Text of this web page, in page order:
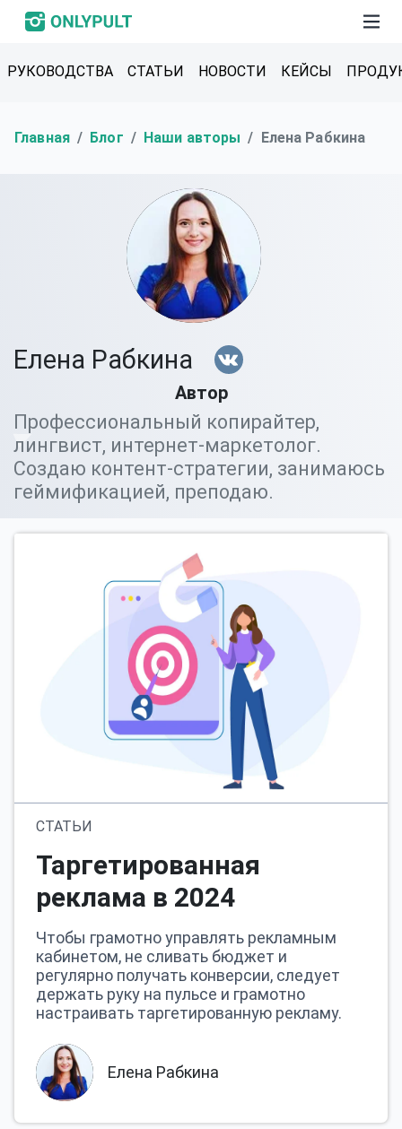
РУКОВОДСТВА СТАТЬИ НОВОСТИ КЕЙСЫ
Главная Блог Наши авторы Елена Рабкина
Елена Рабкина
Автор
Профессиональный копирайтер,
лингвист, интернет-маркетолог.
Создаю контент-стратегии, занимаюсь
геймификацией, преподаю.
СТАТЬИ
Таргетированная
реклама в 2024
Чтобы грамотно управлять рекламным
кабинетом, не сливать бюджет и
регулярно получать конверсии, следует
держать руку на пульсе и грамотно
настраивать таргетированную рекламу.
Елена Рабкина